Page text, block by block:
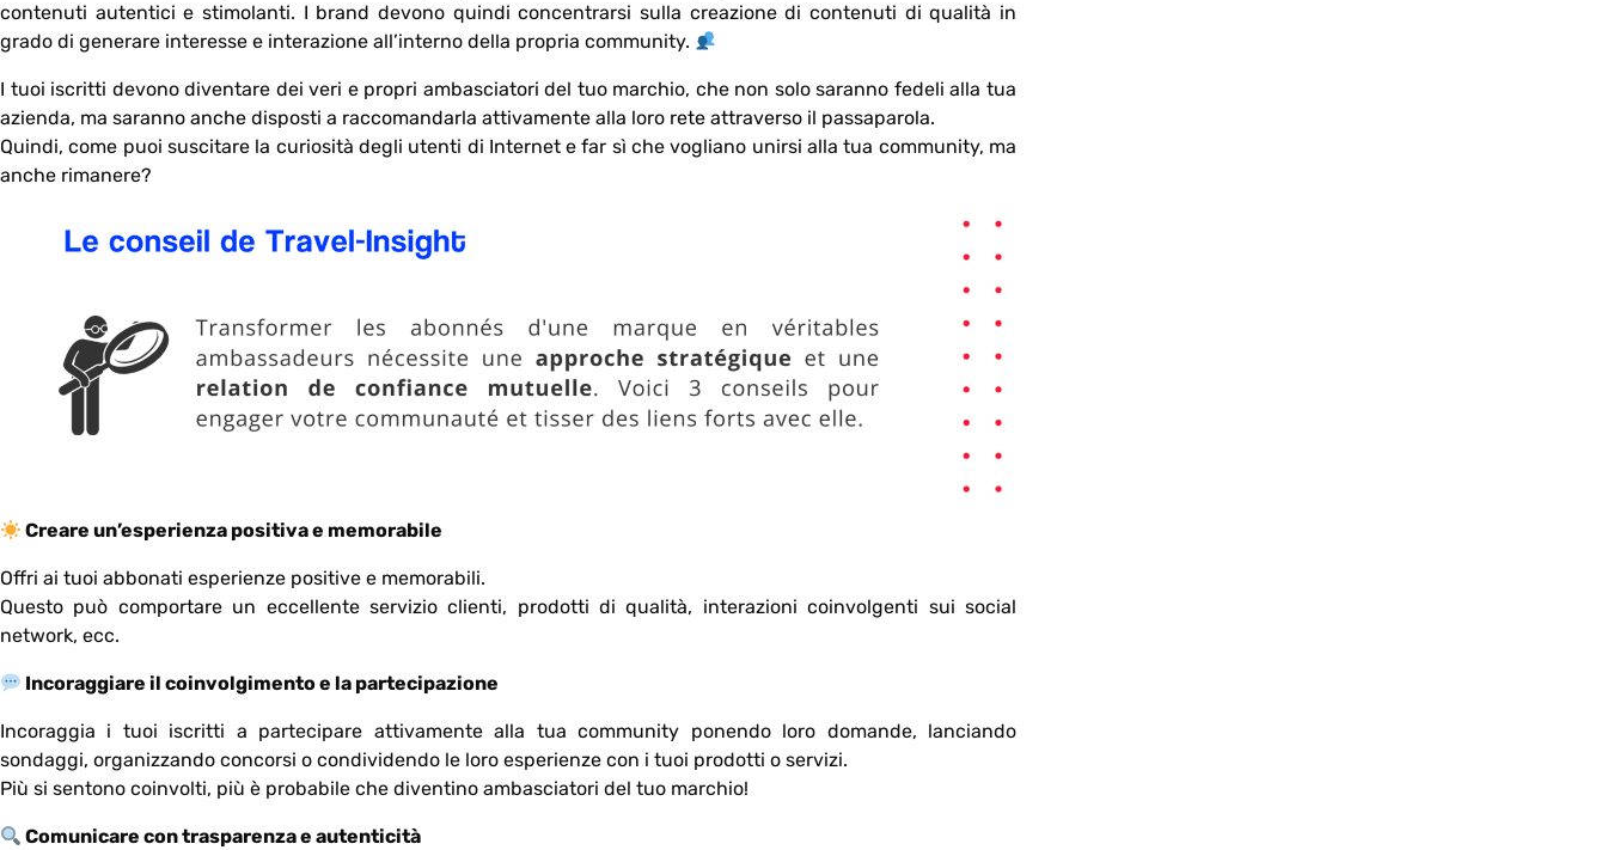
contenuti autentici e stimolanti. I brand devono quindi concentrarsi sulla creazione di contenuti di qualità in
grado di generare interesse e interazione all’interno della propria community.
I tuoi iscritti devono diventare dei veri e propri ambasciatori del tuo marchio, che non solo saranno fedeli alla tua
azienda, ma saranno anche disposti a raccomandarla attivamente alla loro rete attraverso il passaparola.
Quindi, come puoi suscitare la curiosità degli utenti di Internet e far sì che vogliano unirsi alla tua community, ma
anche rimanere?
Creare un’esperienza positiva e memorabile
Offri ai tuoi abbonati esperienze positive e memorabili.
Questo può comportare un eccellente servizio clienti, prodotti di qualità, interazioni coinvolgenti sui social
network, ecc.
Incoraggiare il coinvolgimento e la partecipazione
Incoraggia i tuoi iscritti a partecipare attivamente alla tua community ponendo loro domande, lanciando
sondaggi, organizzando concorsi o condividendo le loro esperienze con i tuoi prodotti o servizi.
Più si sentono coinvolti, più è probabile che diventino ambasciatori del tuo marchio!
Comunicare con trasparenza e autenticità